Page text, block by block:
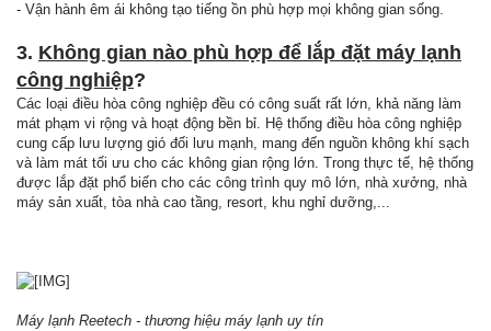
- Vận hành êm ái không tạo tiếng ồn phù hợp mọi không gian sống.
3. Không gian nào phù hợp để lắp đặt máy lạnh
công nghiệp?
Các loại điều hòa công nghiệp đều có công suất rất lớn, khả năng làm
mát phạm vi rộng và hoạt động bền bỉ. Hệ thống điều hòa công nghiệp
cung cấp lưu lượng gió đối lưu mạnh, mang đến nguồn không khí sạch
và làm mát tối ưu cho các không gian rộng lớn. Trong thực tế, hệ thống
được lắp đặt phổ biến cho các công trình quy mô lớn, nhà xưởng, nhà
máy sản xuất, tòa nhà cao tầng, resort, khu nghỉ dưỡng,...
Máy lạnh Reetech - thương hiệu máy lạnh uy tín